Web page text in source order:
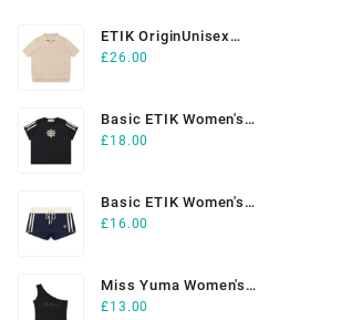
ETIK OriginUnisex
Heavyweight Oversized
£26.00
Basic ETIK Women's
Varsity Stripe T-Shirt
£18.00
Basic ETIK Women's
Contrast Stripe Track
£16.00
Miss Yuma Women's
One-Shoulder Crop T-
£13.00